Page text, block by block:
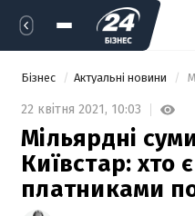
Бізнес Актуальні новини
22 квітня 2021, 10:03
Мільярдні
Київстар: хто
платниками